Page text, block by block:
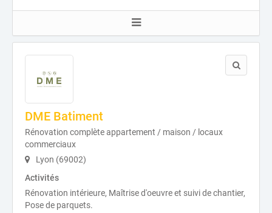
DME Batiment
Rénovation complète appartement / maison / locaux
commerciaux
Lyon (69002)
Activités
Rénovation intérieure, Maîtrise d'oeuvre et suivi de chantier,
Pose de parquets.